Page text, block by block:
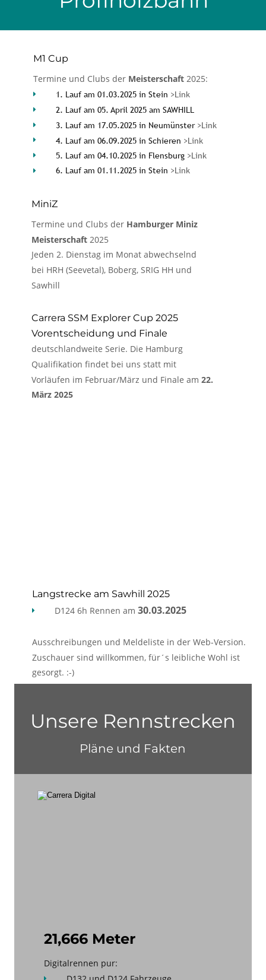
M1 Cup
Termine und Clubs der Meisterschaft 2025:
1. Lauf am 01.03.2025 in Stein >Link
2. Lauf am 05. April 2025 am SAWHILL
3. Lauf am 17.05.2025 in Neumünster >Link
4. Lauf am 06.09.2025 in Schieren >Link
5. Lauf am 04.10.2025 in Flensburg >Link
6. Lauf am 01.11.2025 in Stein >Link
Langstrecke am Sawhill 2025
D124 6h Rennen am 30.03.2025
Ausschreibungen und Meldeliste in der Web-Version.
Zuschauer sind willkommen, für´s leibliche Wohl ist
gesorgt. :-)
Unsere Rennstrecken
Pläne und Fakten
21,666 Meter
Digitalrennen pur:







MiniZ
Termine und Clubs der Hamburger Miniz
Meisterschaft 2025
Jeden 2. Dienstag im Monat abwechselnd
bei HRH (Seevetal), Boberg, SRIG HH und
Sawhill
Carrera SSM Explorer Cup 2025
Vorentscheidung und Finale
deutschlandweite Serie. Die Hamburg
Qualifikation findet bei uns statt mit
Vorläufen im Februar/März und Finale am 22.
März 2025
